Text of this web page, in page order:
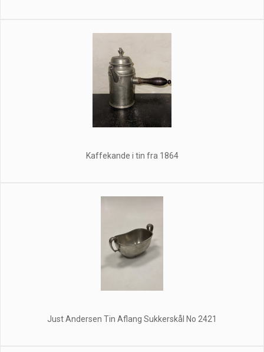
Kaffekande i tin fra 1864
Just Andersen Tin Aflang Sukkerskål No 2421